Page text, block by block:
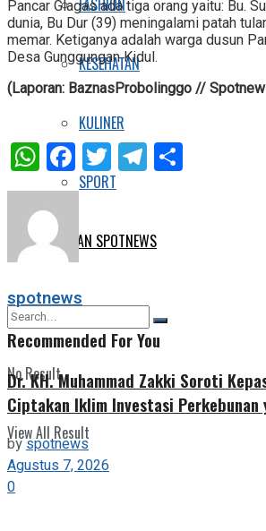
FASHION
KESEHATAN
KULINER
SPORT
E-KORAN SPOTNEWS
No Result
View All Result
Pancar Glagas ada tiga orang yaitu: Bu.
dunia, Bu Dur (39) meningalami patah
memar. Ketiganya adalah warga dusun
Desa Gunggungan Kidul.
(Laporan: BaznasProbolinggo //
WhatsApp
Facebook
TwitterTelegram
spotnews
Recommended For You
Dr. KH. Muhammad Zakki Soroti
Ciptakan Iklim Investasi Perkebunan
byspotnews
Agustus 7, 2026
0